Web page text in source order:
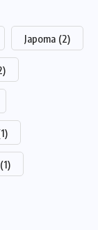
Japoma (2)
(1)